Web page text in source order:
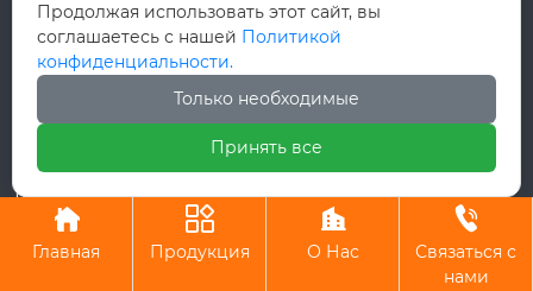
Авторское право©ООО Вэньчжоу Руй Хун
Интернэшнл Трейд

Главная

Продукция

О Нас

Связаться с
нами
Продолжая использовать этот сайт, вы
соглашаетесь с нашей Политикой
конфиденциальности.
Только необходимые
Принять все